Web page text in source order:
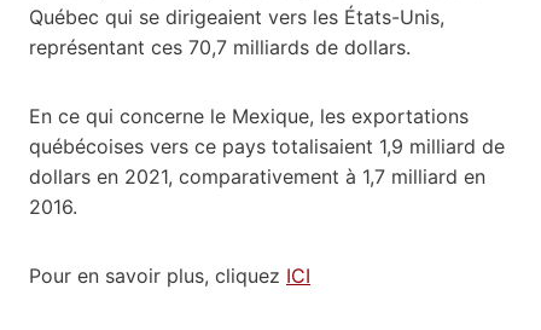
Québec qui se dirigeaient vers les États-Unis,
représentant ces 70,7 milliards de dollars.
En ce qui concerne le Mexique, les exportations
québécoises vers ce pays totalisaient 1,9 milliard de
dollars en 2021, comparativement à 1,7 milliard en
2016.
Pour en savoir plus, cliquez ICI